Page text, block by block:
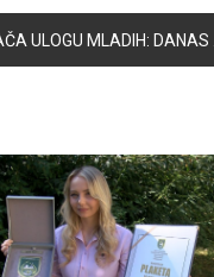
PREDSTAVLJENA STRATEGIJA PREMA MLADIMA